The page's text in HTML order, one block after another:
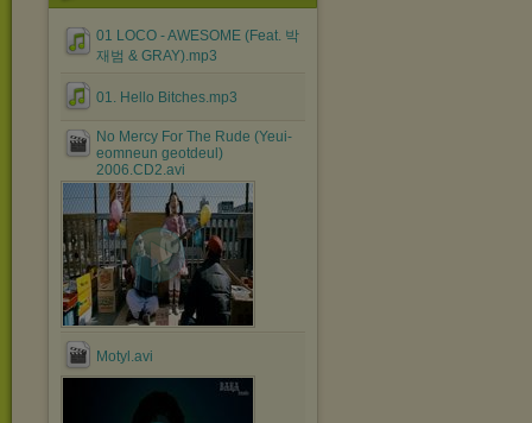
01 LOCO - AWESOME (Feat. 박
재범 & GRAY).mp3
01. Hello Bitches.mp3
No Mercy For The Rude (Yeui-
eomneun geotdeul)
2006.CD2.avi
Motyl.avi